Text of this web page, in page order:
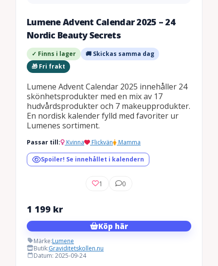
Lumene Advent Calendar 2025 – 24
Nordic Beauty Secrets
✓ Finns i lager
🚚 Skickas samma dag
🎁 Fri frakt
Lumene Advent Calendar 2025 innehåller 24
skönhetsprodukter med en mix av 17
hudvårdsprodukter och 7 makeupprodukter.
En nordisk kalender fylld med favoriter ur
Lumenes sortiment.
Passar till: Kvinna Flickvän Mamma
Spoiler! Se innehållet i kalendern
1 0
1 199 kr
Köp här
Märke:Lumene
Butik:Graviditetskollen.nu
Datum: 2025-09-24